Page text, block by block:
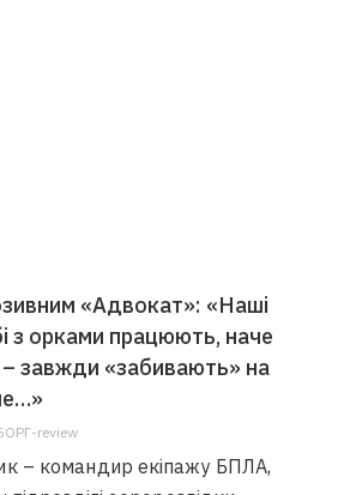
«Адвокат»: «Наші
з орками працюють, наче
– завжди «забивають» на
review
– командир екіпажу БПЛА,